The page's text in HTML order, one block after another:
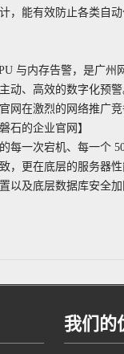
，能有效防止各类自
与内存告警，是广州
动、高效的数字化预
网在激烈的网络推广
石的企业官网】
每一次宕机、每一个
，更在底层的服务器
以及底层数据库安全
我们的